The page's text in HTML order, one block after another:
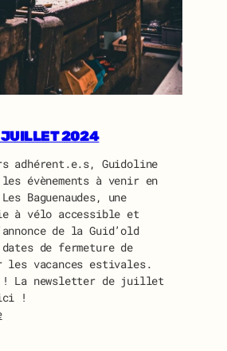
S
S
E
M
B
E
É
N
É
R
A
L
D
E
G
JUILLET 2024
adhérent.e.s, Guidoline
évènements à venir en
Baguenaudes, une
à vélo accessible et
de la Guid’old
de fermeture de
vacances estivales.
! La newsletter de juillet
!